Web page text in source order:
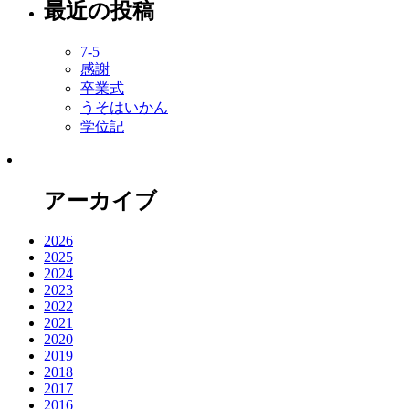
最近の投稿
7-5
感謝
卒業式
うそはいかん
学位記
アーカイブ
2026
2025
2024
2023
2022
2021
2020
2019
2018
2017
2016